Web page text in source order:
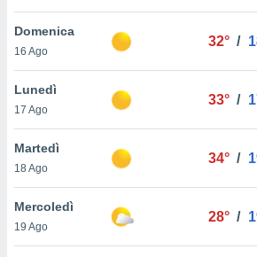
nella
cookie
in
Domenica
16 Ago
32° /
Lunedì
17 Ago
33° /
Martedì
18 Ago
34° /
Mercoledì
19 Ago
28° /